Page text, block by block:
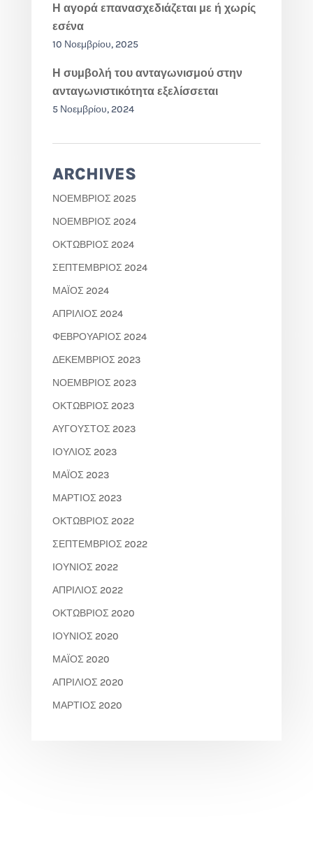
Η αγορά επανασχεδιάζεται με ή χωρίς
εσένα
10 Νοεμβρίου, 2025
Η συμβολή του ανταγωνισμού στην
ανταγωνιστικότητα εξελίσσεται
5 Νοεμβρίου, 2024
ARCHIVES
ΝΟΈΜΒΡΙΟΣ 2025
ΝΟΈΜΒΡΙΟΣ 2024
ΟΚΤΏΒΡΙΟΣ 2024
ΣΕΠΤΈΜΒΡΙΟΣ 2024
ΜΆΙΟΣ 2024
ΑΠΡΊΛΙΟΣ 2024
ΦΕΒΡΟΥΆΡΙΟΣ 2024
ΔΕΚΈΜΒΡΙΟΣ 2023
ΝΟΈΜΒΡΙΟΣ 2023
ΟΚΤΏΒΡΙΟΣ 2023
ΑΎΓΟΥΣΤΟΣ 2023
ΙΟΎΛΙΟΣ 2023
ΜΆΙΟΣ 2023
ΜΆΡΤΙΟΣ 2023
ΟΚΤΏΒΡΙΟΣ 2022
ΣΕΠΤΈΜΒΡΙΟΣ 2022
ΙΟΎΝΙΟΣ 2022
ΑΠΡΊΛΙΟΣ 2022
ΟΚΤΏΒΡΙΟΣ 2020
ΙΟΎΝΙΟΣ 2020
ΜΆΙΟΣ 2020
ΑΠΡΊΛΙΟΣ 2020
ΜΆΡΤΙΟΣ 2020